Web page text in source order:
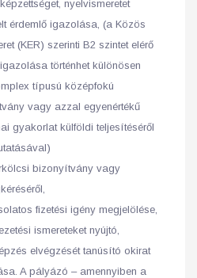
nyelvismeretet
érdemlő igazolása, (a Közös
(KER) szerinti B2 szintet elérő
történhet különösen
típusú középfokú
vagy azzal egyenértékű
gyakorlat külföldi teljesítéséről
bizonyítvány vagy
fizetési igény megjelölése,
ismereteket nyújtó,
elvégzését tanúsító okirat
A pályázó – amennyiben a